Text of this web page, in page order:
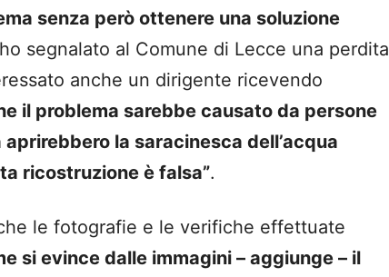
senza però ottenere una soluzione
segnalato al Comune di Lecce una perdita
anche un dirigente ricevendo
il problema sarebbe causato da persone
la saracinesca dell’acqua
ricostruzione è falsa”.
le fotografie e le verifiche effettuate
si evince dalle immagini – aggiunge – il